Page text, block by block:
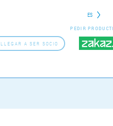
ES
PEDIR
LLEGAR A SER SOCIO